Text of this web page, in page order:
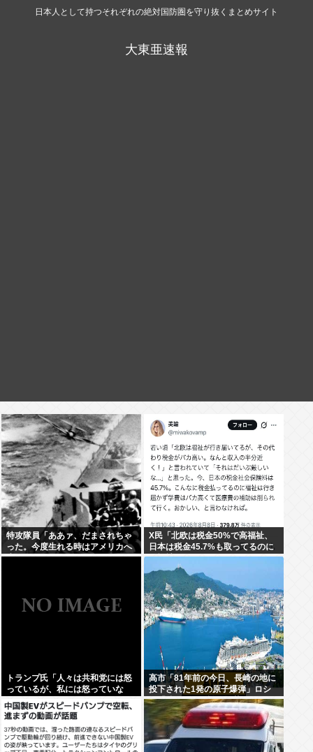
日本人として持つそれぞれの絶対国防圏を守り抜くまとめサイト
大東亜速報
特攻隊員「ああァ、だまされちゃ
った。今度生れる時はアメリカへ
生れるぞ」
X民「北欧は税金50%で高福祉、
日本は税金45.7%も取ってるのに
低福祉、おかしいよ」 11万いいね
トランプ氏「人々は共和党には怒
っているが、私には怒っていな
い」
高市「81年前の今日、長崎の地に
投下された1発の原子爆弾」ロシ
ア「待って。《誰が》落とした
の？ねぇ、なんでそこ伏せる
の？」